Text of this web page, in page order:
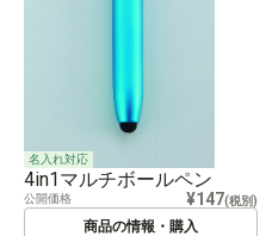
名入れ対応
4in1マルチボールペン
公開価格 ¥147(税別)
商品の情報・購入